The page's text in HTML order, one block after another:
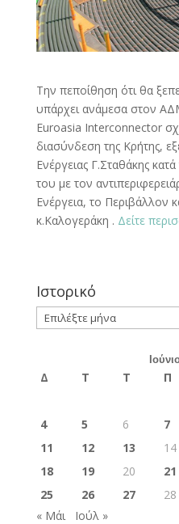
Την πεποίθηση ότι θα
υπάρχει ανάμεσα στον
Euroasia Interconnector
διασύνδεση της Κρήτης,
Ενέργειας Γ.Σταθάκης
του με τον
Ενέργεια, το Περιβάλλον
κ.Καλογεράκη . Δείτε
Ιστορικό
Ιστορικό
Δ Τ Τ Π
4
5 6 7
11
12 13 14
18
19 20 21
25
26 27 28
« Μάι
Ιούλ »